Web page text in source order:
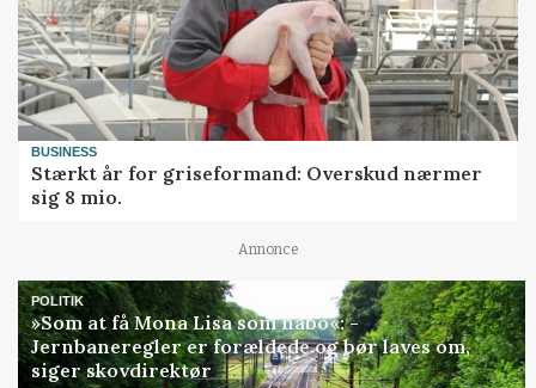
BUSINESS
Stærkt år for griseformand: Overskud nærmer
sig 8 mio.
Annonce
POLITIK
»Som at få Mona Lisa som nabo«: -
Jernbaneregler er forældede og bør laves om,
siger skovdirektør